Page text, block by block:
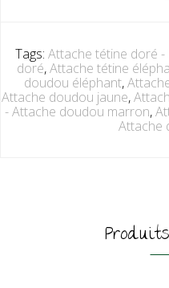
Tags: Attache tétine doré
doré,Attache tétine
doudou éléphant,
Attache doudou jaune,
- Attache doudou marron,
Attache